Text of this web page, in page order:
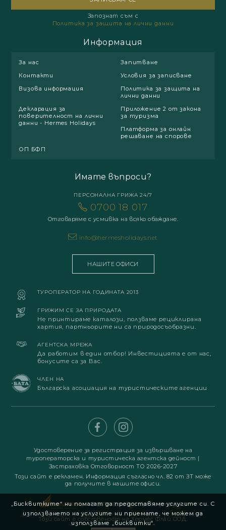
Запознат съм с
Политика за защита на лични данни
Информация
За нас
Запитване
Контакти
Условия за записване
Визова информация
Политика за защита на
лични данни
Декларация за
поверителност на лични
данни - Hermes Holidays
Приложение 2 от закона
за туризма
Платформа за онлайн
решаване на спорове
ОП БФП
Имате въпроси?
ПЕРСОНАЛНА ГРИЖА 24/7
0700 18 017
Отговаряме с усмивка на всяко обаждане.
info@hermesholidays.net
НАШИТЕ ОФИСИ
ТУРОПЕРАТОР НА ГОДИНАТА 2013
ГРИЖИМ СЕ ЗА ПРИРОДАТА
Не принтираме каталози, ползваме рециклирана
хартия, партньорите ни са природосъобразни.
АГЕНТСКА МРЕЖА
Да работим в един отбор! Инвестицията е от нас,
бонусите са за Вас.
ЧЛЕН НА
Българска асоциация на туристическите агенции
Удостоверение за регистрация за извършване на
туроператорска и туристическа агентска дейност |
Застраховка Отговорност ТО 2026-2027
Този сайт е рекламен. Информация съгласно чл. 82 от ЗТ може
да получите в нашите офиси.
© 2019. Всички права запазени
Този сайт е собственост на Хермес Флай ООД.
„Бисквитките“ ни помагат да предоставяме услугите си. С
използването на услугите ни приемате, че можем да
използваме „бисквитки“.